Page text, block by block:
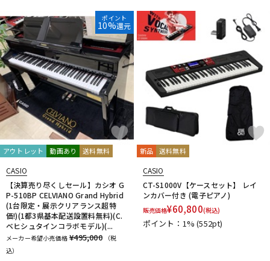
ウクレレ
ドラム パーカッション
キーボード 電子ピアノ
管楽器 その他楽器
アンプ エフェクター
DJ機器 DTM
ポイント
10%還元
アウトレット 動画あり 送料無料
CASIO
【決算売り尽くしセール】カシオ G
P-510BP CELVIANO Grand Hybrid
(1台限定・展示クリアランス超特
価!)(1都3県基本配送設置料無料)(C.
ベヒシュタインコラボモデル)(...
メーカー希望小売価格 ¥495,000
（税
込）
新品 送料無料
CASIO
CT-S1000V【ケースセット】 レイ
ンカバー付き (電子ピアノ)
販売価格¥60,800(税込)
ポイント：1%(552pt)